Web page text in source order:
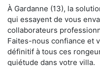
À Gardanne (13), la
qui essayent de vous
collaborateurs
Faites-nous confiance et
définitif à tous ces
quiétude dans votre villa.